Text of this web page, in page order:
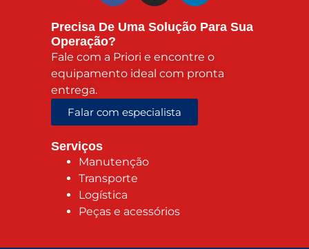
Precisa De Uma Solução Para Sua
Operação?
Fale com a Priori e encontre o
equipamento ideal com pronta
entrega.
Falar com especialista
Serviços
Manutenção
Transporte
Logística
Peças e acessórios